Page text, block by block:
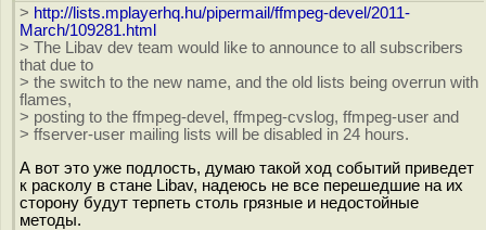
> http://lists.mplayerhq.hu/pipermail/ffmpeg-devel/2011-
March/109281.html
> The Libav dev team would like to announce to all subscribers
that due to
> the switch to the new name, and the old lists being overrun with
flames,
> posting to the ffmpeg-devel, ffmpeg-cvslog, ffmpeg-user and
> ffserver-user mailing lists will be disabled in 24 hours.
А вот это уже подлость, думаю такой ход событий приведет
к расколу в стане Libav, надеюсь не все перешедшие на их
сторону будут терпеть столь грязные и недостойные
методы.